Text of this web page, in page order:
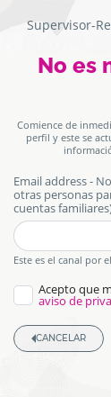
Supervisor-
FormularioNo es
Comience de
perfil y este se
Email address -
otras personas
cuentas
honeypot
Este es el canal por
Acepto que
aviso de
CANCELAR